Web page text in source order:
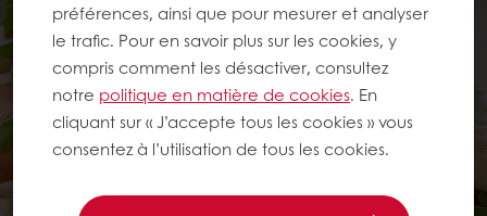
préférences, ainsi que pour mesurer et analyser
le trafic. Pour en savoir plus sur les cookies, y
compris comment les désactiver, consultez
notre politique en matière de cookies. En
cliquant sur « J’accepte tous les cookies » vous
consentez à l’utilisation de tous les cookies.